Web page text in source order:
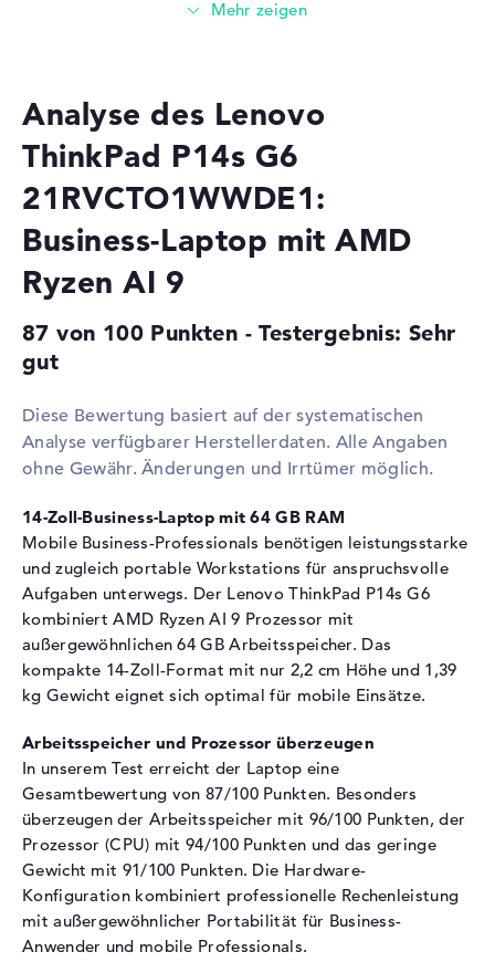
/ 2 GHz
Cache
Grafikkarte
RAM
1. Steckplatz
32 GB
2. Steckplatz
Technologie
DDR5 - 5600 MHZ
Festplatte
1 TB SSD
Schnittstelle
PCIe
Laufwerks-Typ
ohne Laufwerk
Display
Display-Typ
14" TFT
Max. Auflösung
1920 x 1200
Auflösungstyp
WUXGA
Bildwiederholrate
60 Hz
Besonderheiten
Display, matt, LED-
Hintergrundbeleuchtung, IPS
Panel, farbkalibriert, sRGB,
Low Blue Light
Audio
Soundkarte
Realtek ALC3287
Webcam
Sensorauflösung
5 MP
Analyse des Lenovo
ThinkPad P14s G6
21RVCTO1WWDE1:
Business-Laptop mit AMD
Ryzen AI 9
87 von 100 Punkten - Testergebnis: Sehr
gut
Diese Bewertung basiert auf der systematischen
Analyse verfügbarer Herstellerdaten. Alle Angaben
ohne Gewähr. Änderungen und Irrtümer möglich.
14-Zoll-Business-Laptop mit 64 GB RAM
Mobile Business-Professionals benötigen leistungsstarke
und zugleich portable Workstations für anspruchsvolle
Aufgaben unterwegs. Der Lenovo ThinkPad P14s G6
kombiniert AMD Ryzen AI 9 Prozessor mit
außergewöhnlichen 64 GB Arbeitsspeicher. Das
kompakte 14-Zoll-Format mit nur 2,2 cm Höhe und 1,39
kg Gewicht eignet sich optimal für mobile Einsätze.
Arbeitsspeicher und Prozessor überzeugen
In unserem Test erreicht der Laptop eine
Gesamtbewertung von 87/100 Punkten. Besonders
überzeugen der Arbeitsspeicher mit 96/100 Punkten, der
Prozessor (CPU) mit 94/100 Punkten und das geringe
Gewicht mit 91/100 Punkten. Die Hardware-
Konfiguration kombiniert professionelle Rechenleistung
mit außergewöhnlicher Portabilität für Business-
Anwender und mobile Professionals.